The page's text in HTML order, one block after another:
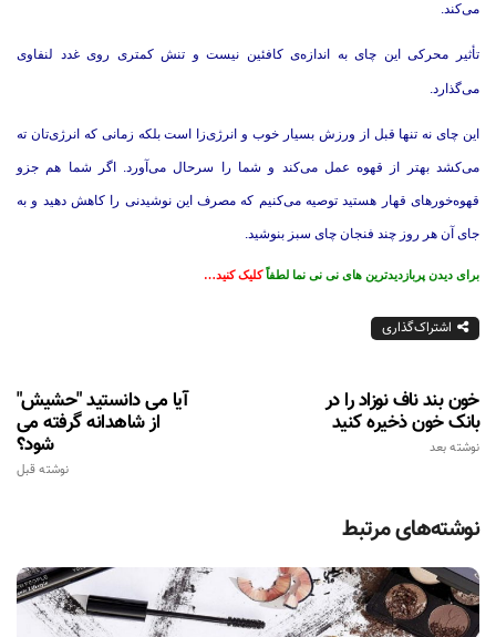
می‌کند.
تأثیر محرکی این چای به اندازه‌ی کافئین نیست و تنش کمتری روی غدد لنفاوی
می‌گذارد.
این چای نه تنها قبل از ورزش بسیار خوب و انرژی‌زا است بلکه زمانی که انرژی‌تان ته
می‌کشد بهتر از قهوه عمل می‌کند و شما را سرحال می‌آورد. اگر شما هم جزو
قهوه‌خورهای قهار هستید توصیه می‌کنیم که مصرف این نوشیدنی را کاهش دهید و به
جای آن هر روز چند فنجان چای سبز بنوشید.
برای دیدن پربازدیدترین های نی نی نما لطفاًکلیک کنید…
اشتراک‌گذاری
آیا می دانستید "حشیش"
از شاهدانه گرفته می
شود؟
نوشته قبل
خون بند ناف نوزاد را در
بانک خون ذخیره کنید
نوشته بعد
نوشته‌های مرتبط